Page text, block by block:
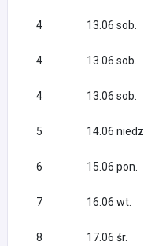
4 13.06 sob.
4 13.06 sob.
4 13.06 sob.
5 14.06 niedz.
6 15.06 pon.
7 16.06 wt.
8 17.06 śr.